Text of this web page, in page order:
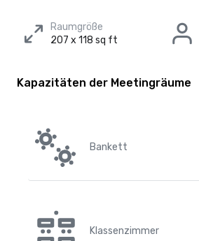
Raumgröße
207 x 118 sq ft
Kapazitäten der Meetingräume
Bankett
Klassenzimmer